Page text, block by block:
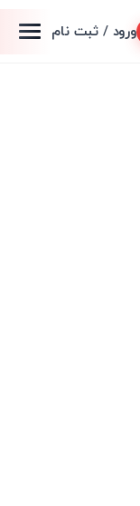
ورود / ثبت نام